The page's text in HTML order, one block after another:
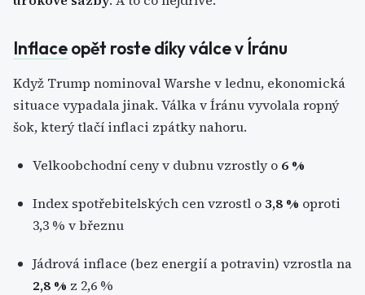
Inflaceopět roste díky válce v Íránu
Když Trump nominoval Warshe v lednu, ekonomická
situace vypadala jinak. Válka v Íránu vyvolala ropný
šok, který tlačí inflaci zpátky nahoru.
Velkoobchodní ceny v dubnu vzrostly o 6 %
Index spotřebitelských cen vzrostl o3,8 % oproti
3,3 % v březnu
Jádrová inflace (bez energií a potravin) vzrostla na
2,8 % z 2,6 %